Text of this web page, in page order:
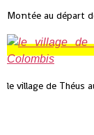
Montée au départ
le village de Théus